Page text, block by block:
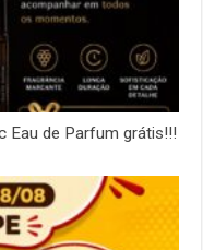
Eau de Parfum grátis!!!